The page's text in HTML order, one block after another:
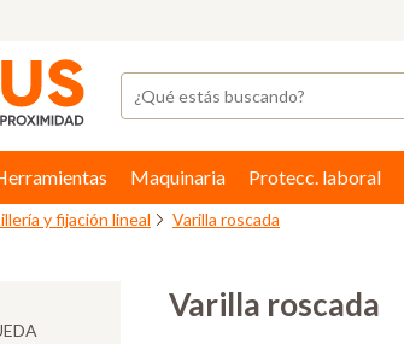
Maquinaria Protecc. laboral
y fijación lineal Varilla roscada
Varilla roscada